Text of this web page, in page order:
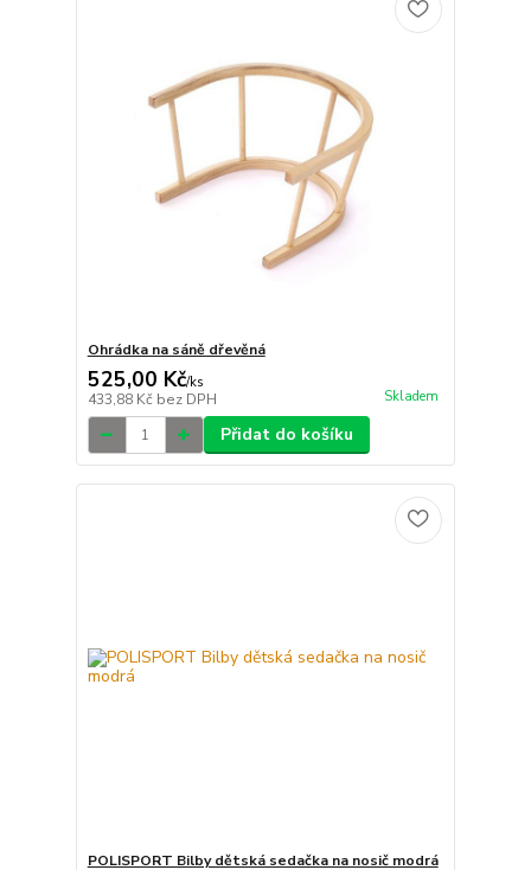
Ohrádka na sáně dřevěná
525,00 Kč/ks
433,88 Kč bez DPH Skladem
Přidat do košíku
POLISPORT Bilby dětská sedačka na nosič modrá